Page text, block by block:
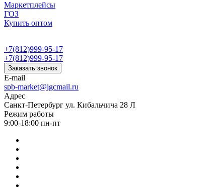
Маркетплейсы
ГОЗ
Купить оптом
+7(812)999-95-17
+7(812)999-95-17
Заказать звонок
E-mail
spb-market@igcmail.ru
Адрес
Санкт-Петербург ул. Кибальчича 28 Л
Режим работы
9:00-18:00 пн-пт